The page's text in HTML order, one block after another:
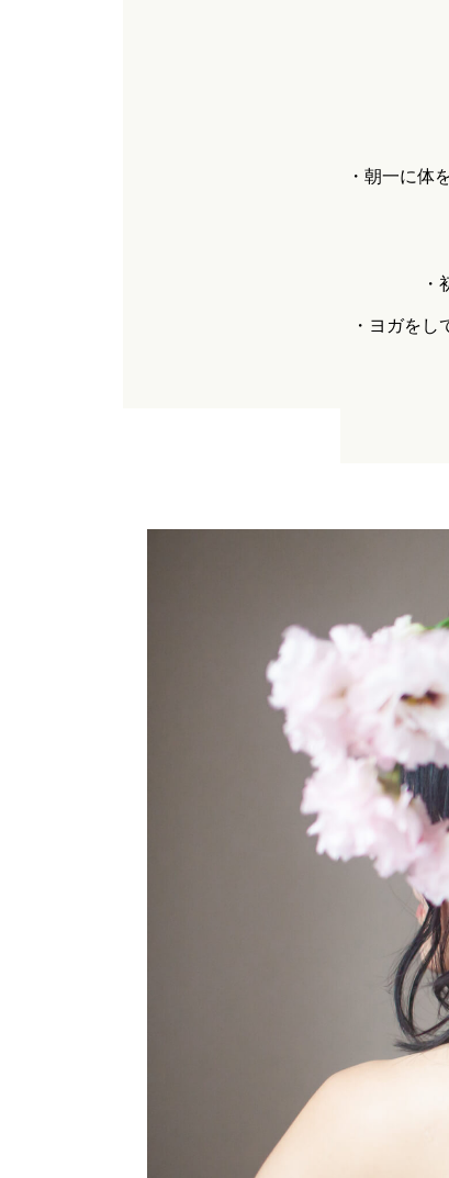
・朝一に体
・ヨガを